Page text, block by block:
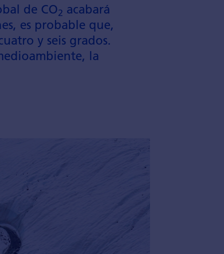
de CO2 acabará
es probable que,
y seis grados.
la